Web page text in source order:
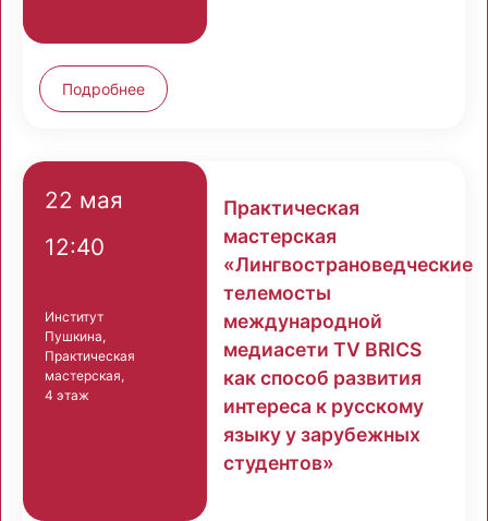
Подробнее
22 мая
12:40
Институт
Пушкина,
Практическая
мастерская,
4 этаж
Практическая
мастерская
«Лингвострановедческие
телемосты
международной
медиасети TV BRICS
как способ развития
интереса к русскому
языку у зарубежных
студентов»